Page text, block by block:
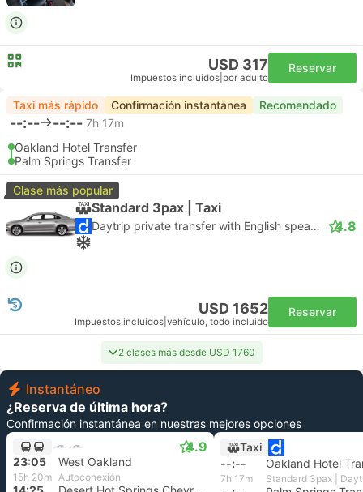
USD 317
Impuestos incluidos por adulto
Reservar
Taxi más rápido Confirmación instantánea Recomendado
--:-- --:-- 7h 17m
Oakland Hotel Transfer
Palm Springs Transfer
Clase más popular
Standard 3pax | Taxi
Daytrip private transfer with English speaking driver 4.8
USD 1652
Impuestos incluidos vehículo, todo incluido
Reservar
2 clases más desde USD 1760
Instantáneo
¿Reserva de última hora?
Confirmación instantánea en nuestras mejores opciones
4.9
23:05 West Oakland
15h 20m Autoconexión
Taxi
--:--
Oakland Hotel
7h 17m